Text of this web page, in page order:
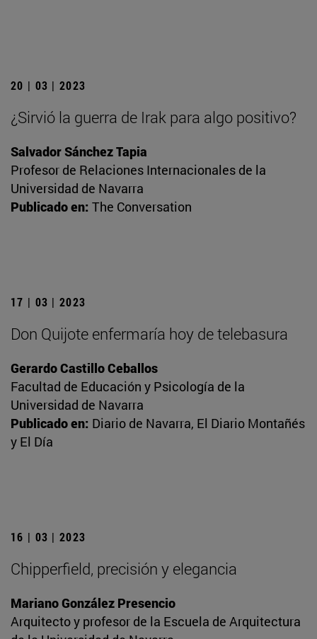
20 | 03 | 2023
¿Sirvió la guerra de Irak para algo positivo?
Salvador Sánchez Tapia
Profesor de Relaciones Internacionales de la
Universidad de Navarra
Publicado en: The Conversation
17 | 03 | 2023
Don Quijote enfermaría hoy de telebasura
Gerardo Castillo Ceballos
Facultad de Educación y Psicología de la
Universidad de Navarra
Publicado en: Diario de Navarra, El Diario Montañés
y El Día
16 | 03 | 2023
Chipperfield, precisión y elegancia
Mariano González Presencio
Arquitecto y profesor de la Escuela de Arquitectura